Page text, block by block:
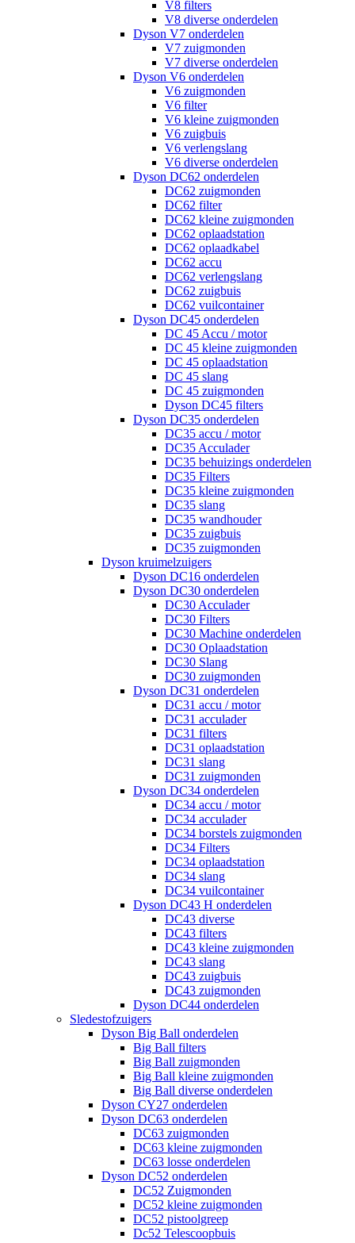
V8 filters
V8 diverse onderdelen
Dyson V7 onderdelen
V7 zuigmonden
V7 diverse onderdelen
Dyson V6 onderdelen
V6 zuigmonden
V6 filter
V6 kleine zuigmonden
V6 zuigbuis
V6 verlengslang
V6 diverse onderdelen
Dyson DC62 onderdelen
DC62 zuigmonden
DC62 filter
DC62 kleine zuigmonden
DC62 oplaadstation
DC62 oplaadkabel
DC62 accu
DC62 verlengslang
DC62 zuigbuis
DC62 vuilcontainer
Dyson DC45 onderdelen
DC 45 Accu / motor
DC 45 kleine zuigmonden
DC 45 oplaadstation
DC 45 slang
DC 45 zuigmonden
Dyson DC45 filters
Dyson DC35 onderdelen
DC35 accu / motor
DC35 Acculader
DC35 behuizings onderdelen
DC35 Filters
DC35 kleine zuigmonden
DC35 slang
DC35 wandhouder
DC35 zuigbuis
DC35 zuigmonden
Dyson kruimelzuigers
Dyson DC16 onderdelen
Dyson DC30 onderdelen
DC30 Acculader
DC30 Filters
DC30 Machine onderdelen
DC30 Oplaadstation
DC30 Slang
DC30 zuigmonden
Dyson DC31 onderdelen
DC31 accu / motor
DC31 acculader
DC31 filters
DC31 oplaadstation
DC31 slang
DC31 zuigmonden
Dyson DC34 onderdelen
DC34 accu / motor
DC34 acculader
DC34 borstels zuigmonden
DC34 Filters
DC34 oplaadstation
DC34 slang
DC34 vuilcontainer
Dyson DC43 H onderdelen
DC43 diverse
DC43 filters
DC43 kleine zuigmonden
DC43 slang
DC43 zuigbuis
DC43 zuigmonden
Dyson DC44 onderdelen
Sledestofzuigers
Dyson Big Ball onderdelen
Big Ball filters
Big Ball zuigmonden
Big Ball kleine zuigmonden
Big Ball diverse onderdelen
Dyson CY27 onderdelen
Dyson DC63 onderdelen
DC63 zuigmonden
DC63 kleine zuigmonden
DC63 losse onderdelen
Dyson DC52 onderdelen
DC52 Zuigmonden
DC52 kleine zuigmonden
DC52 pistoolgreep
Dc52 Telescoopbuis